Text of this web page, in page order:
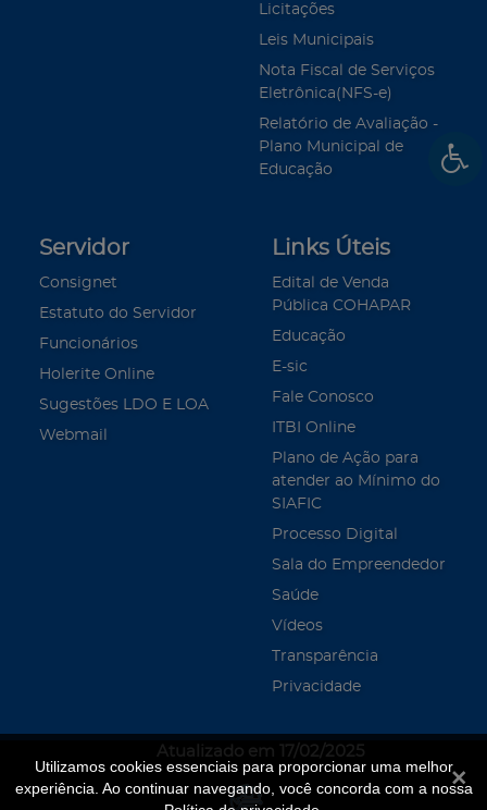
Utilizamos cookies essenciais para proporcionar uma melhor
experiência. Ao continuar navegando, você concorda com a nossa
Licitações
Leis Municipais
Nota Fiscal de Serviços
Eletrônica(NFS-e)
Relatório de Avaliação -
Plano Municipal de
Educação
Servidor
Consignet
Estatuto do Servidor
Funcionários
Holerite Online
Sugestões LDO E LOA
Webmail
Links Úteis
Edital de Venda
Pública COHAPAR
Educação
E-sic
Fale Conosco
ITBI Online
Plano de Ação para
atender ao Mínimo do
SIAFIC
Processo Digital
Sala do Empreendedor
Saúde
Vídeos
Transparência
Privacidade
Atualizado em 17/02/2025